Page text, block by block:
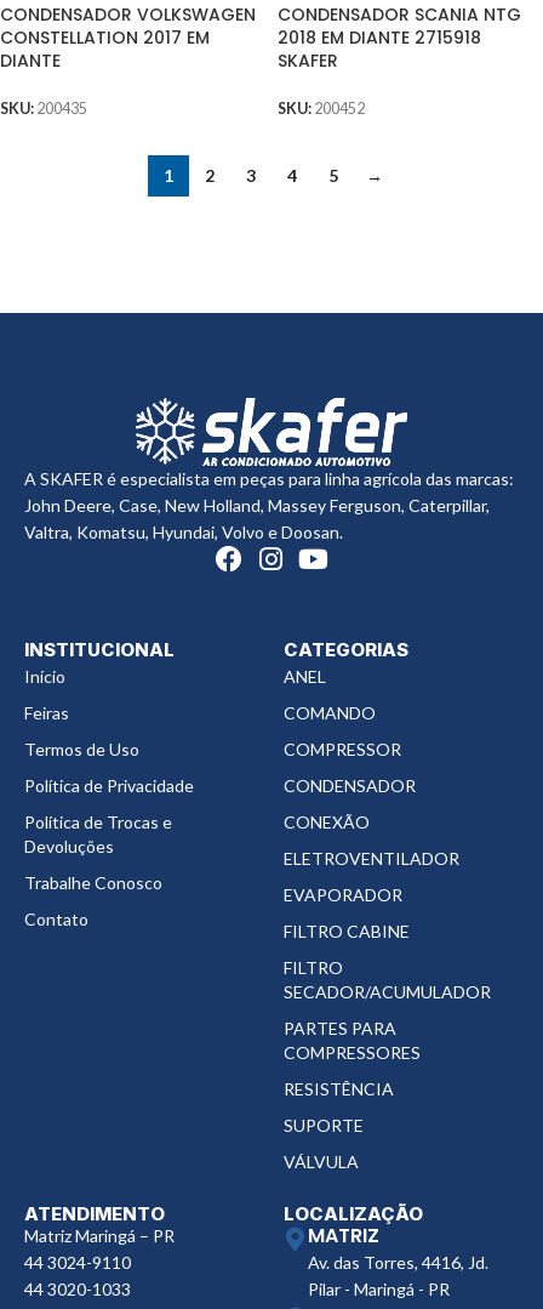
CONDENSADOR VOLKSWAGEN
CONSTELLATION 2017 EM
DIANTE
SKU: 200435
CONDENSADOR SCANIA NTG
2018 EM DIANTE 2715918
SKAFER
SKU: 200452
1 2 3 4 5 →
A SKAFER é especialista em peças para linha agrícola das marcas:
John Deere, Case, New Holland, Massey Ferguson, Caterpillar,
Valtra, Komatsu, Hyundai, Volvo e Doosan.
INSTITUCIONAL
Início
Feiras
Termos de Uso
Política de Privacidade
Política de Trocas e
Devoluções
Trabalhe Conosco
Contato
CATEGORIAS
ANEL
COMANDO
COMPRESSOR
CONDENSADOR
CONEXÃO
ELETROVENTILADOR
EVAPORADOR
FILTRO CABINE
FILTRO
SECADOR/ACUMULADOR
PARTES PARA
COMPRESSORES
RESISTÊNCIA
SUPORTE
VÁLVULA
ATENDIMENTO
Matriz Maringá – PR
44 3024-9110
44 3020-1033
LOCALIZAÇÃO
MATRIZ
Av. das Torres, 4416, Jd.
Pilar - Maringá - PR